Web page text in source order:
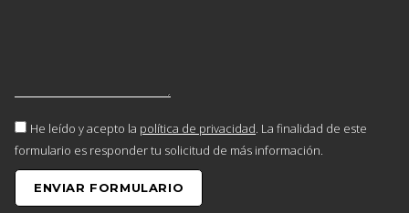
He leído y acepto la política de privacidad. La finalidad de este
formulario es responder tu solicitud de más información.
ENVIAR FORMULARIO